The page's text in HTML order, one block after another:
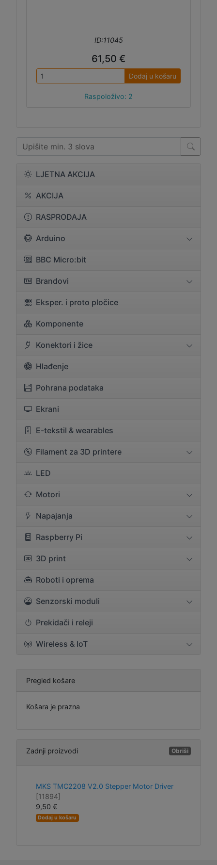
LJETNA AKCIJA
AKCIJA
RASPRODAJA
Arduino
BBC Micro:bit
Brandovi
Eksper. i proto pločice
Komponente
Konektori i žice
Hlađenje
Pohrana podataka
Ekrani
E-tekstil & wearables
Filament za 3D printere
LED
Motori
Napajanja
Raspberry Pi
3D print
Roboti i oprema
Senzorski moduli
Prekidači i releji
Wireless & IoT
ID:11045
61,50 €
Dodaj u košaru
Raspoloživo: 2
Pregled košare
Košara je prazna
Zadnji proizvodi Obriši
MKS TMC2208 V2.0 Stepper Motor Driver
[11894]
9,50 €
Dodaj u košaru